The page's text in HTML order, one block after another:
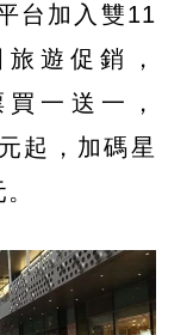
台加入雙11
遊促銷，
一送一，
起，加碼星